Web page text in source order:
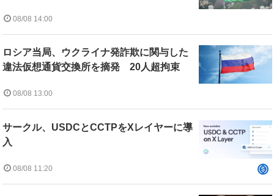
08/08 14:00
ロシア当局、ウクライナ発詐欺に関与した
違法仮想通貨交換所を摘発 20人超拘束
08/08 13:00
サークル、USDCとCCTPをXレイヤーに導
入
08/08 11:20